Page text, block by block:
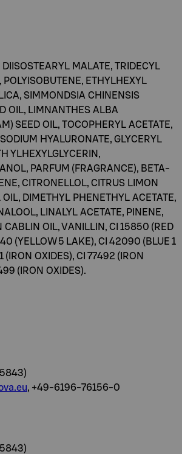
DIISOSTEARYL MALATE, TRIDECYL
POLYISOBUTENE, ETHYLHEXYL
SIMMONDSIA CHINENSIS
OIL, LIMNANTHES ALBA
SEED OIL, TOCOPHERYL ACETATE,
HYALURONATE, GLYCERYL
YLHEXYLGLYCERIN,
PARFUM (FRAGRANCE), BETA-
CITRONELLOL, CITRUS LIMON
DIMETHYL PHENETHYL ACETATE,
LINALYL ACETATE, PINENE,
CABLIN OIL, VANILLIN, CI 15850 (RED
(YELLOW 5 LAKE), CI 42090 (BLUE 1
(IRON OXIDES), CI 77492 (IRON
(IRON OXIDES).
, +49-6196-76156-0